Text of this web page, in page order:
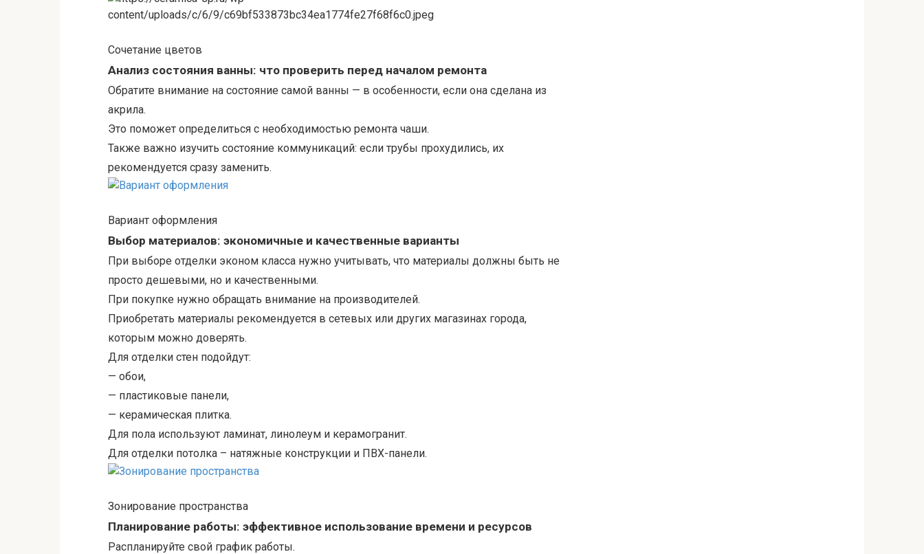
Сочетание цветов
Анализ состояния ванны: что проверить перед началом ремонта
Обратите внимание на состояние самой ванны — в особенности, если она сделана из
акрила.
Это поможет определиться с необходимостью ремонта чаши.
Также важно изучить состояние коммуникаций: если трубы прохудились, их
рекомендуется сразу заменить.
Вариант оформления
Выбор материалов: экономичные и качественные варианты
При выборе отделки эконом класса нужно учитывать, что материалы должны быть не
просто дешевыми, но и качественными.
При покупке нужно обращать внимание на производителей.
Приобретать материалы рекомендуется в сетевых или других магазинах города,
которым можно доверять.
Для отделки стен подойдут:
— обои,
— пластиковые панели,
— керамическая плитка.
Для пола используют ламинат, линолеум и керамогранит.
Для отделки потолка – натяжные конструкции и ПВХ-панели.
Зонирование пространства
Планирование работы: эффективное использование времени и ресурсов
Распланируйте свой график работы.